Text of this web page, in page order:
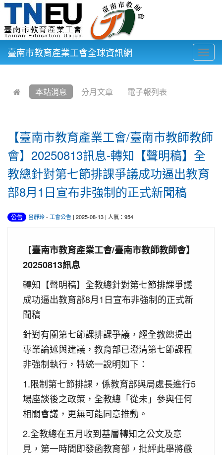
臺南市教育產業工會全球資訊網
本站消息 分月文章 電子報列表
【臺南市教育產業工會/臺南市教師教師
會】20250813訊息-轉知【聲明稿】全
教總針對第七節排課爭議成功逼出教育
部8月1日宣布非強制的正式新聞稿
公告 呂靜玲- 工會公告 | 2025-08-13 | 人氣：954
【臺南市教育產業工會/臺南市教師教師會】
20250813訊息
轉知【聲明稿】全教總針對第七節排課爭議
成功逼出教育部8月1日宣布非強制的正式新
聞稿
針對有關第七節課排課爭議，經全教總提出
專業論述與建議，教育部已澄清第七節課程
非強制執行，特統一說明如下：
1.限制第七節排課，係教育部與局處長進行5
場座談後之政策，全教總「從未」參與任何
相關會議，更無可能同意推動。
2.全教總在五月收到基層轉知之公文及意
見，第一時間即發函教育部，批評此舉將嚴